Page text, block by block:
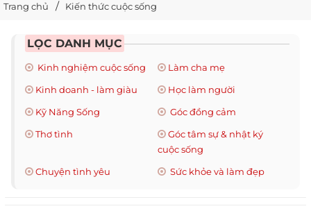
Trang chủ Kiến thức cuộc sống
LỌC DANH MỤC
Kinh nghiệm cuộc sống
Làm cha mẹ
Kinh doanh - làm giàu
Học làm người
Kỹ Năng Sống
Góc đồng cảm
Thơ tình
Góc tâm sự & nhật ký
cuộc sống
Chuyện tình yêu
Sức khỏe và làm đẹp